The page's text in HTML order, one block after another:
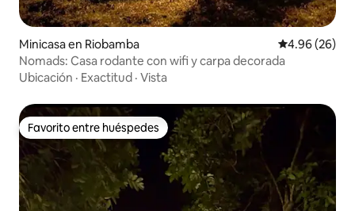
Minicasa en Riobamba Calificación
4.96 (26)
Nomads: Casa rodante con wifi y carpa decorada
Ubicación · Exactitud · Vista
Favorito entre huéspedes
Favorito entre huéspedes